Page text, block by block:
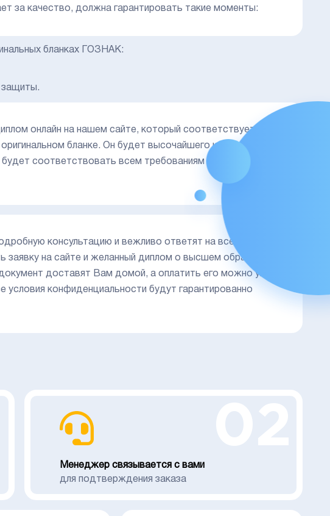
за качество, должна гарантировать такие моменты:
бланках ГОЗНАК:
защиты.
онлайн на нашем сайте, который соответствует всем
бланке. Он будет высочайшего качества, что
соответствовать всем требованиям правильного
консультацию и вежливо ответят на все Ваши
на сайте и желанный диплом о высшем образовании
доставят Вам домой, а оплатить его можно уже
условия конфиденциальности будут гарантированно
Менеджер связывается с вами
для подтверждения заказа